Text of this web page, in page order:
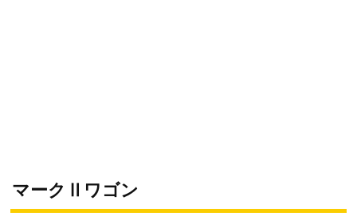
マークⅡワゴン